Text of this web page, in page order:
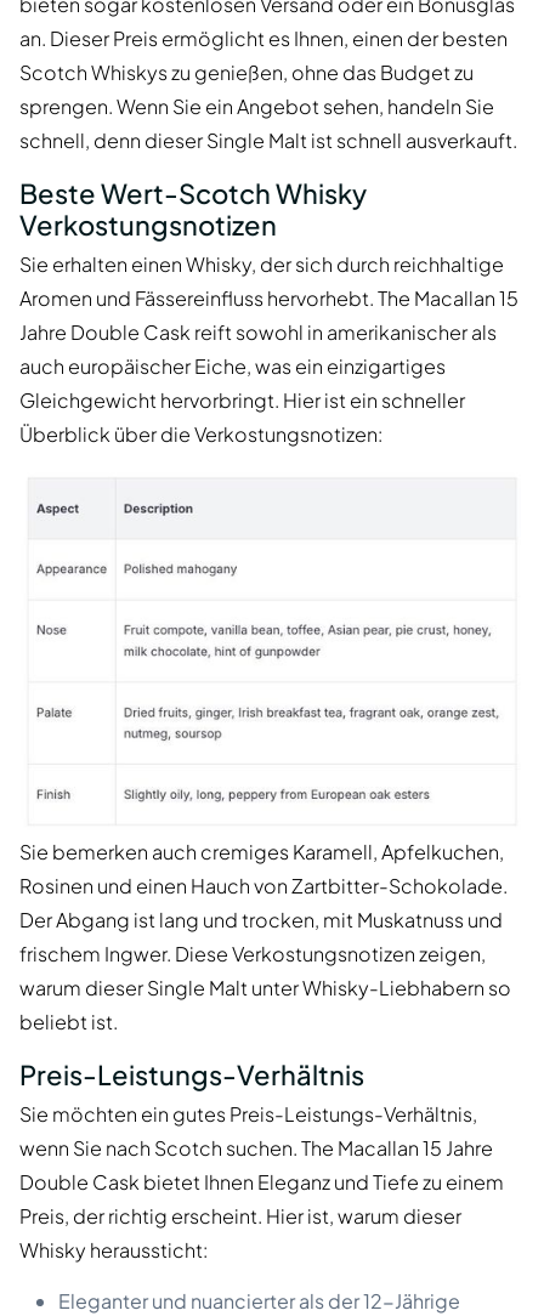
an. Dieser Preis ermöglicht es Ihnen, einen der besten
Scotch Whiskys zu genießen, ohne das Budget zu
sprengen. Wenn Sie ein Angebot sehen, handeln Sie
schnell, denn dieser Single Malt ist schnell ausverkauft.
Beste Wert-Scotch Whisky
Verkostungsnotizen
Sie erhalten einen Whisky, der sich durch reichhaltige
Aromen und Fässereinfluss hervorhebt. The Macallan 15
Jahre Double Cask reift sowohl in amerikanischer als
auch europäischer Eiche, was ein einzigartiges
Gleichgewicht hervorbringt. Hier ist ein schneller
Überblick über die Verkostungsnotizen:
Sie bemerken auch cremiges Karamell, Apfelkuchen,
Rosinen und einen Hauch von Zartbitter-Schokolade.
Der Abgang ist lang und trocken, mit Muskatnuss und
frischem Ingwer. Diese Verkostungsnotizen zeigen,
warum dieser Single Malt unter Whisky-Liebhabern so
beliebt ist.
Preis-Leistungs-Verhältnis
Sie möchten ein gutes Preis-Leistungs-Verhältnis,
wenn Sie nach Scotch suchen. The Macallan 15 Jahre
Double Cask bietet Ihnen Eleganz und Tiefe zu einem
Preis, der richtig erscheint. Hier ist, warum dieser
Whisky heraussticht:
Eleganter und nuancierter als der 12-Jährige